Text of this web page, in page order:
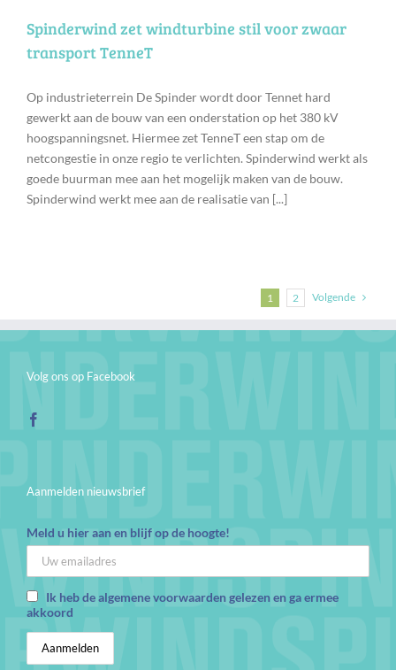
Spinderwind zet windturbine stil voor zwaar
transport TenneT
Op industrieterrein De Spinder wordt door Tennet hard
gewerkt aan de bouw van een onderstation op het 380 kV
hoogspanningsnet. Hiermee zet TenneT een stap om de
netcongestie in onze regio te verlichten. Spinderwind werkt als
goede buurman mee aan het mogelijk maken van de bouw.
Spinderwind werkt mee aan de realisatie van [...]
1 2 Volgende
Volg ons op Facebook
Aanmelden nieuwsbrief
Meld u hier aan en blijf op de hoogte!
Ik heb de algemene voorwaarden gelezen en ga ermee
akkoord